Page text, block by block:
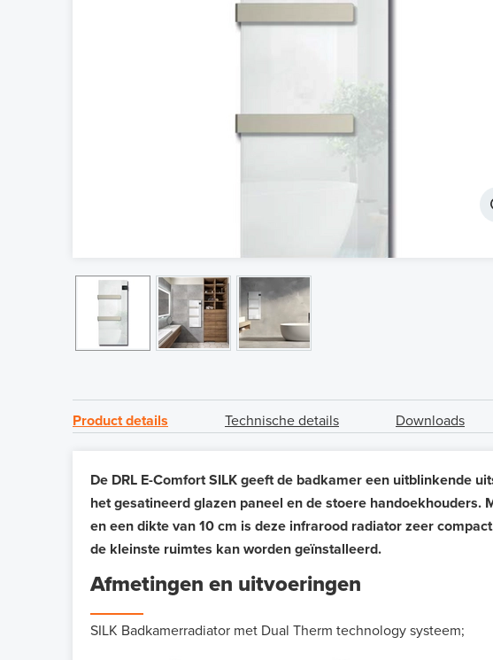
Product details Technische details Downloads
De DRL E-Comfort SILK geeft de badkamer een uitblinkende
het gesatineerd glazen paneel en de stoere handoekhouders.
en een dikte van 10 cm is deze infrarood radiator zeer
de kleinste ruimtes kan worden geïnstalleerd.
Afmetingen en uitvoeringen
SILK Badkamerradiator met Dual Therm technology systeem;